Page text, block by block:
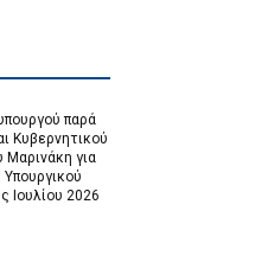
παρά
Κυβερνητικού
για
Ιουλίου 2026